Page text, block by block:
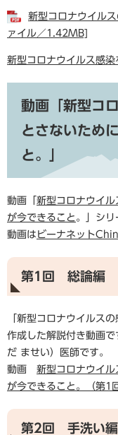
新型コロナウイル
ァイル／1.42MB]
新型コロナウイルス感
動画「新型コ
とさないため
と。」
動画「 新型コロナウイ
が今できること 。」シリ
動画は ビーナネット
第1回 総論編
「新型コロナウイルス
作成した解説付き動画
だ ませい）医師です。
動画 新型コロナウイ
が今できること。（第1
第2回 手洗い編